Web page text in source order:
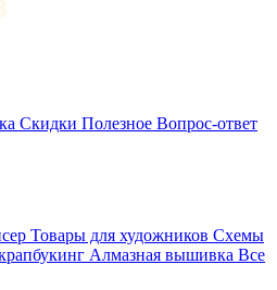
Скидки Полезное Вопрос-ответ
Товары для художников Схемы
Алмазная вышивка Все